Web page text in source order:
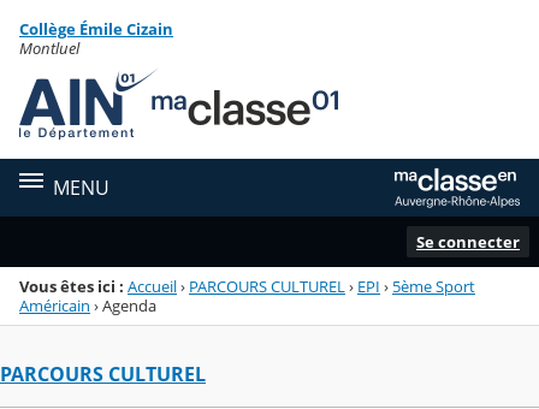
Menu de la rubrique
Contenu
Collège Émile Cizain
Montluel
MENU
Se connecter
Vous êtes ici : Accueil› PARCOURS CULTUREL › EPI › 5ème Sport
Américain ›Agenda
PARCOURS CULTUREL